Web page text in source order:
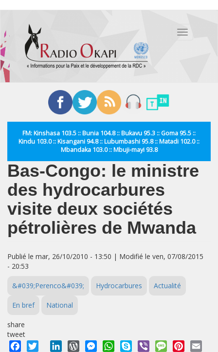
contenu
principal
Toggle
FM: Kinshasa 103.5 :: Bunia 104.8 :: Bukavu 95.3 :: Goma 95.5 ::
Kindu 103.0 :: Kisangani 94.8 :: Lubumbashi 95.8 :: Matadi 102.0 ::
Mbandaka 103.0 :: Mbuji-mayi 93.8
Bas-Congo: le ministre
des hydrocarbures
visite deux sociétés
pétrolières de Mwanda
Publié le mar, 26/10/2010 - 13:50 | Modifié le ven, 07/08/2015
- 20:53
&#039;Perenco&#039; Hydrocarbures Actualité
En bref National
share
tweet
Facebook
Twitter LinkedInWordPressMessengerWhatsApp
Skype Viber MessagePinterest